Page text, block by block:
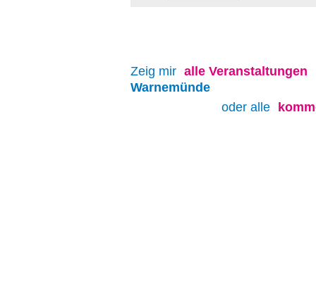
Zeig mir alle Veranstaltungen
Warnemünde
oder alle